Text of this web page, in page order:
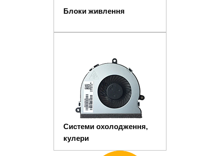
Блоки живлення
Системи охолодження,
кулери